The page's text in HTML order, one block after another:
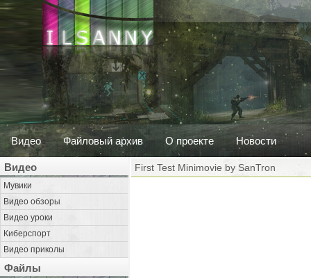
Видео Файловый архив О проекте Новости
Видео
Мувики
Видео обзоры
Видео уроки
Киберспорт
Видео приколы
Файлы
First Test Minimovie by SanTron